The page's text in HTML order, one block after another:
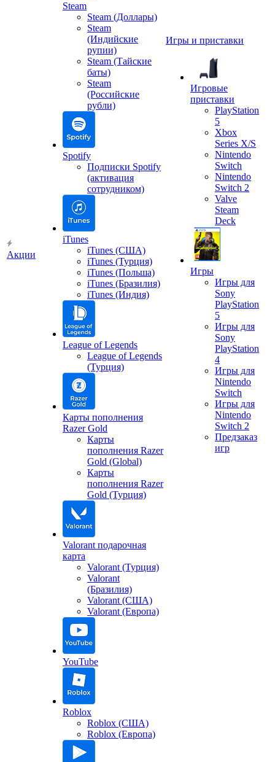
Акции
Steam
Steam (Доллары)
Steam
(Индийские
рупии)
Steam (Тайские
баты)
Steam
(Российские
рубли)
Spotify
Подписки Spotify
(активация
сотрудником)
iTunes
iTunes (США)
iTunes (Турция)
iTunes (Польша)
iTunes (Бразилия)
iTunes (Индия)
League of Legends
League of Legends
(Турция)
Карты пополнения
Razer Gold
Карты
пополнения Razer
Gold (Global)
Карты
пополнения Razer
Gold (Турция)
Valorant подарочная
карта
Valorant (Турция)
Valorant
(Бразилия)
Valorant (США)
Valorant (Европа)
YouTube
Roblox
Roblox (США)
Roblox (Европа)
Игры и приставки
Игровые
приставки
PlayStation
5
Xbox
Series X/S
Nintendo
Switch
Nintendo
Switch 2
Valve
Steam
Deck
Игры
Игры для
Sony
PlayStation
5
Игры для
Sony
PlayStation
4
Игры для
Nintendo
Switch
Игры для
Nintendo
Switch 2
Предзаказ
игр